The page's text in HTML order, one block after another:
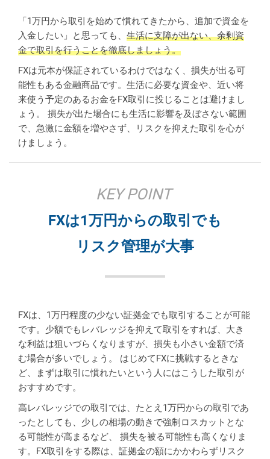
「1万円から取引を始めて慣れてきたから、追加で資金を
入金したい」と思っても、 生活に支障が出ない、余剰資
金で取引を行うことを徹底しましょう。
FXは元本が保証されているわけではなく、損失が出る可
能性もある金融商品です。生活に必要な資金や、近い将
来使う予定のあるお金をFX取引に投じることは避けまし
ょう。 損失が出た場合にも生活に影響を及ぼさない範囲
で、急激に金額を増やさず、リスクを抑えた取引を心が
けましょう。
KEY POINT
FXは1万円からの取引でも
リスク管理が大事
FXは、1万円程度の少ない証拠金でも取引することが可能
です。少額でもレバレッジを抑えて取引をすれば、大き
な利益は狙いづらくなりますが、損失も小さい金額で済
む場合が多いでしょう。 はじめてFXに挑戦するときな
ど、まずは取引に慣れたいという人にはこうした取引が
おすすめです。
高レバレッジでの取引では、たとえ1万円からの取引であ
ったとしても、少しの相場の動きで強制ロスカットとな
る可能性が高まるなど、 損失を被る可能性も高くなりま
す。FX取引をする際は、証拠金の額にかかわらずリスク